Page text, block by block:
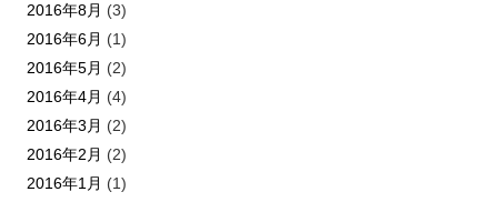
2016年8月 (3)
2016年6月 (1)
2016年5月 (2)
2016年4月 (4)
2016年3月 (2)
2016年2月 (2)
2016年1月 (1)